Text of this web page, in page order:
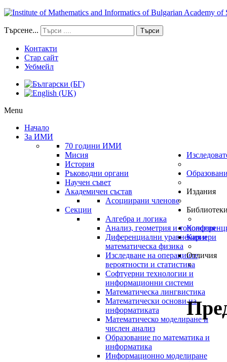
Търсене... Търси
Контакти
Стар сайт
Уебмейл
Menu
Начало
За ИМИ
70 години ИМИ
Мисия
История
Ръководни органи
Научен съвет
Академичен състав
Асоциирани членове
Секции
Алгебра и логика
Анализ, геометрия и топология
Диференциални уравнения и
математическа физика
Изследване на операциите,
вероятности и статистика
Софтуерни технологии и
информационни системи
Математическа лингвистика
Математически основи на
информатиката
Математическо моделиране и
числен анализ
Образование по математика и
информатика
Информационно моделиране
Издания
Кариери
Отличия